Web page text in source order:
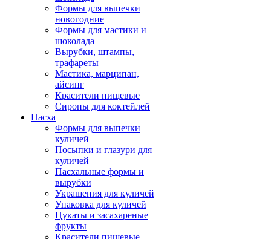
Формы для выпечки
новогодние
Формы для мастики и
шоколада
Вырубки, штампы,
трафареты
Мастика, марципан,
айсинг
Красители пищевые
Сиропы для коктейлей
Пасха
Формы для выпечки
куличей
Посыпки и глазури для
куличей
Пасхальные формы и
вырубки
Украшения для куличей
Упаковка для куличей
Цукаты и засахареные
фрукты
Красители пищевые